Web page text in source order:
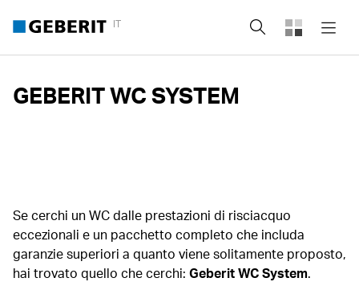
IT Cerca
GEBERIT WC SYSTEM
Se cerchi un WC dalle prestazioni di risciacquo
eccezionali e un pacchetto completo che includa
garanzie superiori a quanto viene solitamente proposto,
hai trovato quello che cerchi: GeberitWC System.